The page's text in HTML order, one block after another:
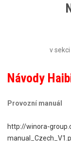
v sekci
Návody
Provozní manuál
http://winora-